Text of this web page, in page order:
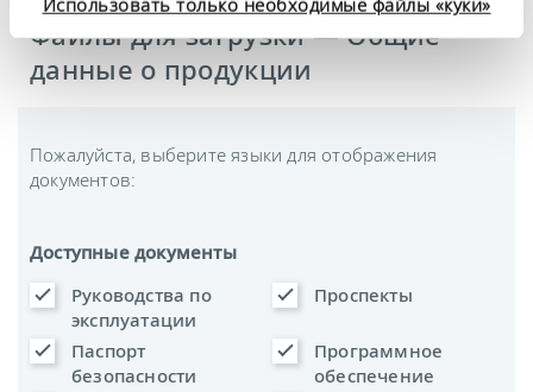
Файлы для загрузки — Общие
данные о продукции
Пожалуйста, выберите языки для отображения
документов:
Доступные документы
Руководства по
эксплуатации
Проспекты
Паспорт
безопасности
Программное
обеспечение